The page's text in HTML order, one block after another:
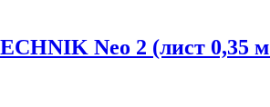
Neo 2 (лист 0,35